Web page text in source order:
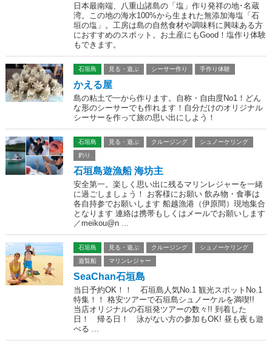
日本最南端、八重山諸島の「塩」作り発祥の地･名蔵
湾。この地の海水100%から生まれた無添加海塩「石
垣の塩」。工房は島の自然食材や調味料に興味ある方
におすすめのスポット。お土産にもGood！塩作り体験
もできます。
石垣島 見る・遊ぶ シーサー作り 手作り体験
かえる屋
島の粘土で一から作ります。自称・自由度No1！どん
な形のシーサーでも作れます！自分だけのオリジナル
シーサーを作って旅の思い出にしよう！
石垣島 見る・遊ぶ クルージング
シュノーケリング
釣り
石垣島遊漁船 海坊主
安全第一。楽しく思い出に残るマリンレジャーを一緒
に過ごしましょう！ お客様にお願い 飲み物・食事は
各自持参でお願いします 船越漁港（伊原間）現地集合
となります 連絡は携帯もしくはメールでお願いします
／meikou@n ...
石垣島 見る・遊ぶ クルージング
シュノーケリング
遊覧船
マリンレジャー
SeaChan石垣島
当日予約OK！！ 石垣島人気No.1 観光スポットNo.1
特集！！ 格安ツアーで石垣島シュノーケルを満喫!!
当店オリジナルの石垣発ツアーの数々!! 到着した
日！ 帰る日！ 泳がない方の参加もOK! 昼も夜も遊
べる ...